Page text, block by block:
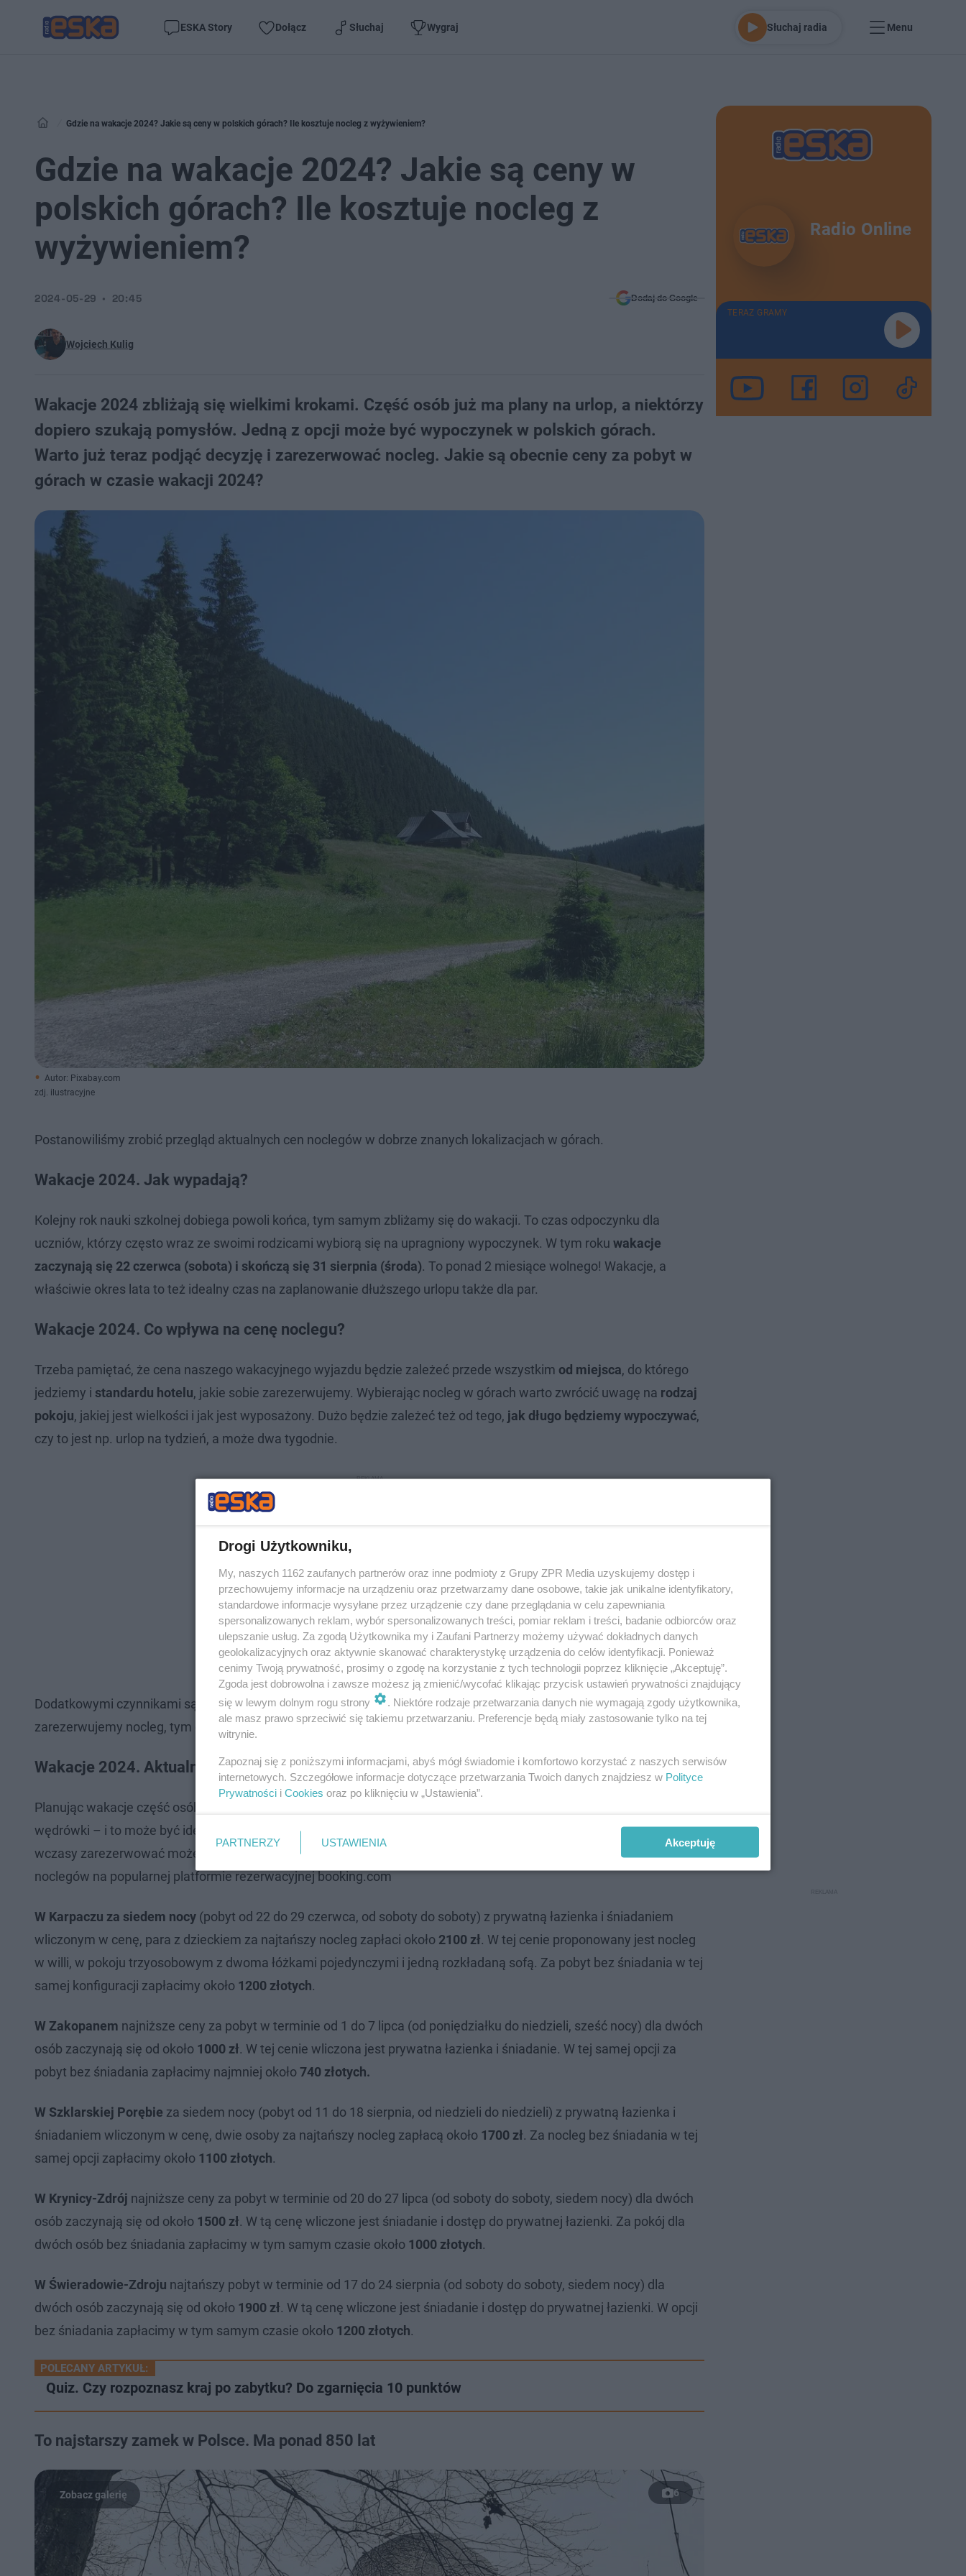
ESKA Story Dołącz Słuchaj Wygraj Słuchaj radia Menu
Gdzie na wakacje 2024? Jakie są ceny w polskich górach? Ile kosztuje nocleg z wyżywieniem?
Gdzie na wakacje 2024? Jakie są ceny w
polskich górach? Ile kosztuje nocleg z
wyżywieniem?
Wojciech Kulig
2024-05-29 20:45 Dodaj do Google
Wakacje 2024 zbliżają się wielkimi krokami. Część osób już ma plany na urlop, a niektórzy
dopiero szukają pomysłów. Jedną z opcji może być wypoczynek w polskich górach.
Warto już teraz podjąć decyzję i zarezerwować nocleg. Jakie są obecnie ceny za pobyt w
górach w czasie wakacji 2024?
Autor: Pixabay.com
zdj. ilustracyjne
Postanowiliśmy zrobić przegląd aktualnych cen noclegów w dobrze znanych lokalizacjach w górach.
Wakacje 2024. Jak wypadają?
Kolejny rok nauki szkolnej dobiega powoli końca, tym samym zbliżamy się do wakacji. To czas odpoczynku dla
uczniów, którzy często wraz ze swoimi rodzicami wybiorą się na upragniony wypoczynek. W tym roku wakacje
zaczynają się 22 czerwca (sobota) i skończą się 31 sierpnia (środa). To ponad 2 miesiące wolnego! Wakacje, a
właściwie okres lata to też idealny czas na zaplanowanie dłuższego urlopu także dla par.
Wakacje 2024. Co wpływa na cenę noclegu?
Trzeba pamiętać, że cena naszego wakacyjnego wyjazdu będzie zależeć przede wszystkim od miejsca, do którego
jedziemy i standardu hotelu, jakie sobie zarezerwujemy. Wybierając nocleg w górach warto zwrócić uwagę na rodzaj
pokoju, jakiej jest wielkości i jak jest wyposażony. Dużo będzie zależeć też od tego, jak długo będziemy wypoczywać,
czy to jest np. urlop na tydzień, a może dwa tygodnie.
Dodatkowymi czynnikami są oczywiście wyżywienie i atrakcje z jakich będziemy korzystać. Z reguły im szybciej
zarezerwujemy nocleg, tym cena może być niższa.
Wakacje 2024. Aktualne ceny noclegów w górach
Planując wakacje część osób wybiera się wylegiwanie się na plaży nad morzem, a część woli jednak górskie
wędrówki – i to może być idealna opcja. W kurortach na południu Polski znajdziemy bardzo duży wybór noclegów,
wczasy zarezerwować możemy zarówno w hotelu, willi, jak i ośrodku wypoczynkowym. Sprawdziliśmy, jakie są ceny
noclegów na popularnej platformie rezerwacyjnej booking.com
W Karpaczu za siedem nocy (pobyt od 22 do 29 czerwca, od soboty do soboty) z prywatną łazienka i śniadaniem
wliczonym w cenę, para z dzieckiem za najtańszy nocleg zapłaci około 2100 zł. W tej cenie proponowany jest nocleg
w willi, w pokoju trzyosobowym z dwoma łóżkami pojedynczymi i jedną rozkładaną sofą. Za pobyt bez śniadania w tej
samej konfiguracji zapłacimy około 1200 złotych.
W Zakopanem najniższe ceny za pobyt w terminie od 1 do 7 lipca (od poniędziałku do niedzieli, sześć nocy) dla dwóch
osób zaczynają się od około 1000 zł. W tej cenie wliczona jest prywatna łazienka i śniadanie. W tej samej opcji za
pobyt bez śniadania zapłacimy najmniej około 740 złotych.
W Szklarskiej Porębie za siedem nocy (pobyt od 11 do 18 sierpnia, od niedzieli do niedzieli) z prywatną łazienka i
śniadaniem wliczonym w cenę, dwie osoby za najtańszy nocleg zapłacą około 1700 zł. Za nocleg bez śniadania w tej
samej opcji zapłacimy około 1100 złotych.
W Krynicy-Zdrój najniższe ceny za pobyt w terminie od 20 do 27 lipca (od soboty do soboty, siedem nocy) dla dwóch
osób zaczynają się od około 1500 zł. W tą cenę wliczone jest śniadanie i dostęp do prywatnej łazienki. Za pokój dla
dwóch osób bez śniadania zapłacimy w tym samym czasie około 1000 złotych.
W Świeradowie-Zdroju najtańszy pobyt w terminie od 17 do 24 sierpnia (od soboty do soboty, siedem nocy) dla
dwóch osób zaczynają się od około 1900 zł. W tą cenę wliczone jest śniadanie i dostęp do prywatnej łazienki. W opcji
bez śniadania zapłacimy w tym samym czasie około 1200 złotych.
POLECANY ARTYKUŁ:
Quiz. Czy rozpoznasz kraj po zabytku? Do zgarnięcia 10 punktów
To najstarszy zamek w Polsce. Ma ponad 850 lat
6
Radio Online
TERAZ GRAMY
Drogi Użytkowniku,
My, naszych 1162 zaufanych partnerów oraz inne podmioty z Grupy ZPR Media uzyskujemy dostęp i
przechowujemy informacje na urządzeniu oraz przetwarzamy dane osobowe, takie jak unikalne identyfikatory,
standardowe informacje wysyłane przez urządzenie czy dane przeglądania w celu zapewniania
spersonalizowanych reklam, wybór spersonalizowanych treści, pomiar reklam i treści, badanie odbiorców oraz
ulepszanie usług. Za zgodą Użytkownika my i Zaufani Partnerzy możemy używać dokładnych danych
geolokalizacyjnych oraz aktywnie skanować charakterystykę urządzenia do celów identyfikacji. Ponieważ
cenimy Twoją prywatność, prosimy o zgodę na korzystanie z tych technologii poprzez kliknięcie „Akceptuję”.
Zgoda jest dobrowolna i zawsze możesz ją zmienić/wycofać klikając przycisk ustawień prywatności znajdujący
się w lewym dolnym rogu strony
. Niektóre rodzaje przetwarzania danych nie wymagają zgody użytkownika,
ale masz prawo sprzeciwić się takiemu przetwarzaniu. Preferencje będą miały zastosowanie tylko na tej
witrynie.
Zapoznaj się z poniższymi informacjami, abyś mógł świadomie i komfortowo korzystać z naszych serwisów
internetowych. Szczegółowe informacje dotyczące przetwarzania Twoich danych znajdziesz w Polityce
Prywatności i Cookies oraz po kliknięciu w „Ustawienia”.
PARTNERZY USTAWIENIA Akceptuję